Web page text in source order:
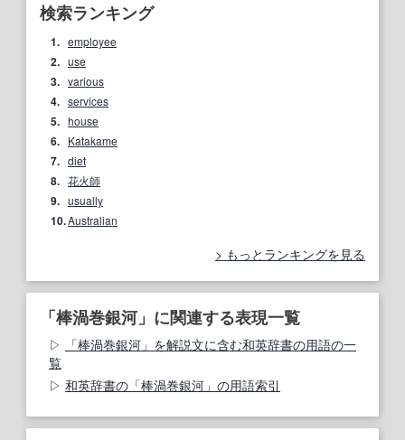
検索ランキング
1. employee
2. use
3. various
4. services
5. house
6. Katakame
7. diet
8. 花火師
9. usually
10.Australian
もっとランキングを見る
「棒渦巻銀河」に関連する表現一覧
「棒渦巻銀河」を解説文に含む和英辞書の用語の一
覧
和英辞書の「棒渦巻銀河」の用語索引